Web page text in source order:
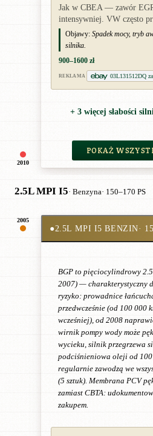
2010
Jak w CBEA — zawór
intensywniej. VW często
Objawy: Spadek mocy, tryb
silnika.
900–1600 zł
REKLAMA 03L131512DQ
+ 3 więcej słabości
POKAŻ
2.5L MPI I5· Benzyna· 150–170 PS
2005
●2.5L MPI I5 BENZIN·
BGP to pięciocylindrowy
2007) — charakterystyczny
ryzyko: prowadnice
przedwcześnie (od 100 000
wcześniej), od 2008
wirnik pompy wody może
wycieku, silnik przegrzewa
podciśnieniowa oleji od 100
regularnie zawodzą we
(5 sztuk). Membrana PCV
zamiast CBTA:
zakupem.